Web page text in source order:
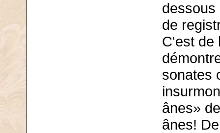
dessous
de
C'est de
sonates
ânes»
ânes!